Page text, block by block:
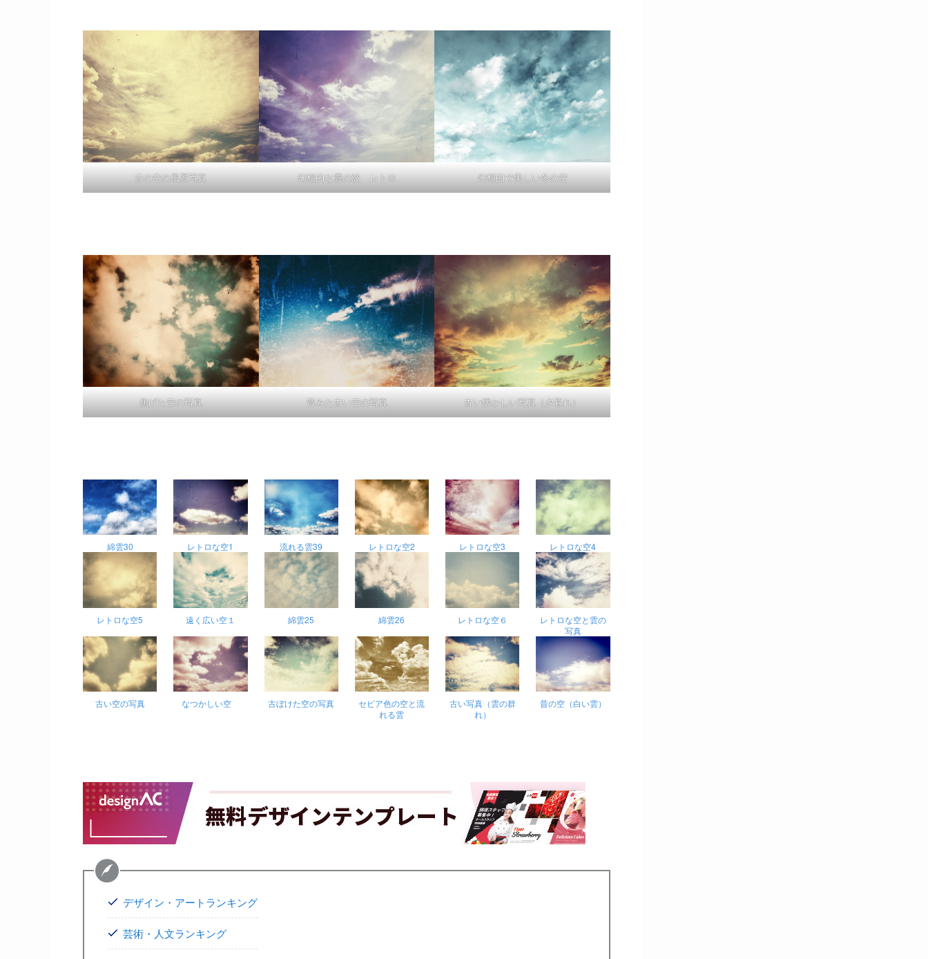
古の空の風景写真 幻想的な雲の波 レトロ 幻想的で美しい冬の空
焦げた空の写真 昔みた古い空の写真 古い懐かしい写真（夕暮れ）
綿雲30 レトロな空1 流れる雲39 レトロな空2 レトロな空3 レトロな空4
レトロな空5 遠く広い空１ 綿雲25 綿雲26 レトロな空６
レトロな空と雲の
写真
古い空の写真 なつかしい空 古ぼけた空の写真
セピア色の空と流
れる雲
古い写真（雲の群
れ）
昔の空（白い雲）
デザイン・アートランキング
芸術・人文ランキング